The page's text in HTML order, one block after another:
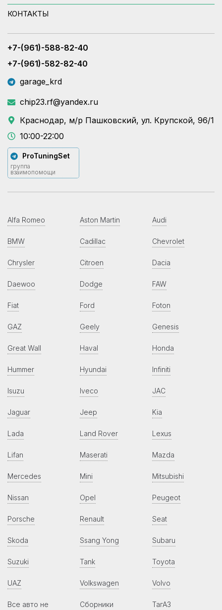
КОНТАКТЫ
+7-(961)-588-82-40
+7-(961)-582-82-40
garage_krd
chip23.rf@yandex.ru
Краснодар, м/р Пашковский, ул. Крупской, 96/1
10:00-22:00
ProTuningSet
группа
взаимопомощи
Alfa Romeo Aston Martin Audi
BMW Cadillac Chevrolet
Chrysler Citroen Dacia
Daewoo Dodge FAW
Fiat Ford Foton
GAZ Geely Genesis
Great Wall Haval Honda
Hummer Hyundai Infiniti
Isuzu Iveco JAC
Jaguar Jeep Kia
Lada Land Rover Lexus
Lifan Maserati Mazda
Mercedes Mini Mitsubishi
Nissan Opel Peugeot
Porsche Renault Seat
Skoda Ssang Yong Subaru
Suzuki Tank Toyota
UAZ Volkswagen Volvo
Все авто не Сборники ТагАЗ